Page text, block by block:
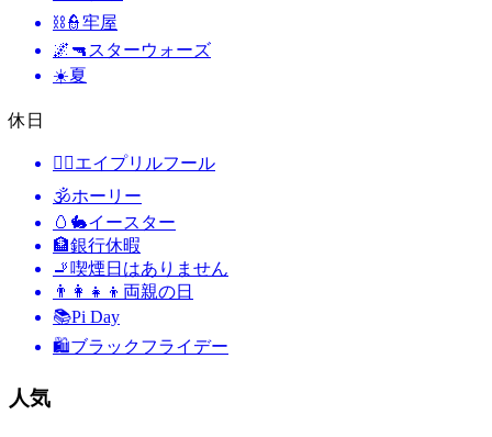
⛓️👮牢屋
🌌🔫 スターウォーズ
☀️夏
休日
🙆‍♂️エイプリルフール
🕉ホーリー
🥚🐇イースター
🏦銀行休暇
🚬 喫煙日はありません
👨‍👩‍👧‍👦 両親の日
📚Pi Day
🛍ブラックフライデー
人気